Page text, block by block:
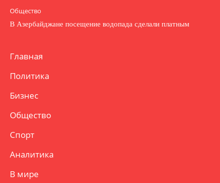
Общество
В Азербайджане посещение водопада сделали платным
Главная
Политика
Бизнес
Общество
Спорт
Аналитика
В мире